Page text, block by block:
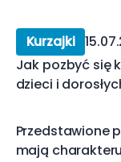
Kurzajki
Jak pozbyć się
dzieci i
Przedstawione
mają